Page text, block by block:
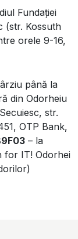
Fundației
(str. Kossuth
orele 9-16,
până la
din Odorheiu
str.
OTP Bank,
– la
for IT! Odorhei